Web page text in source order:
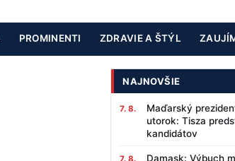
PROMINENTI ZDRAVIE A ŠTÝL
NAJNOVŠIE
7. 8.
Maďarský
utorok: Tisza
kandidátov
7. 8.
Damask: Výbuch